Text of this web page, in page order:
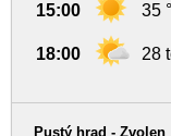
15:00 35
18:00 28
Pustý hrad - Zvolen